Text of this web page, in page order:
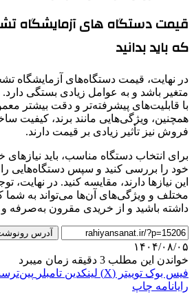
قیمت دستگاه های آزمایشگاه
که باید بدانید
در نهایت، قیمت دستگاه‌های آزمایشگاه
متغیر باشد و به عوامل زیادی بستگی
با قابلیت‌های پیشرفته‌تر و دقت بیشتر
همچنین، ویژگی‌هایی مانند برند، کیفیت
فروش نیز تأثیر زیادی بر قیمت دارند.
برای انتخاب دستگاه مناسب، باید نیازهای
خود را بررسی کنید و سپس دستگاه‌هایی را
این نیازها دارند، مقایسه کنید. در
مختلف و ویژگی‌های آن‌ها می‌تواند به شما
داشته باشید و از خریدی مقرون به‌صرفه و
آدرس
۱۴۰۴/۰۸/۰۵
خواندن این مطلب 3 دقیقه زمان میبرد
فیس بوک توییتر (X) لینکدین ‫تامبلر
رایانامه چاپ